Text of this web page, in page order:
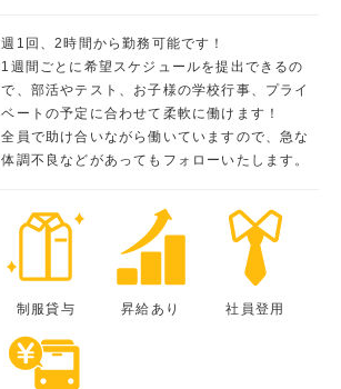
週1回、2時間から勤務可能です！
1週間ごとに希望スケジュールを提出できるの
で、部活やテスト、お子様の学校行事、プライ
ベートの予定に合わせて柔軟に働けます！
全員で助け合いながら働いていますので、急な
体調不良などがあってもフォローいたします。
制服貸与 昇給あり 社員登用